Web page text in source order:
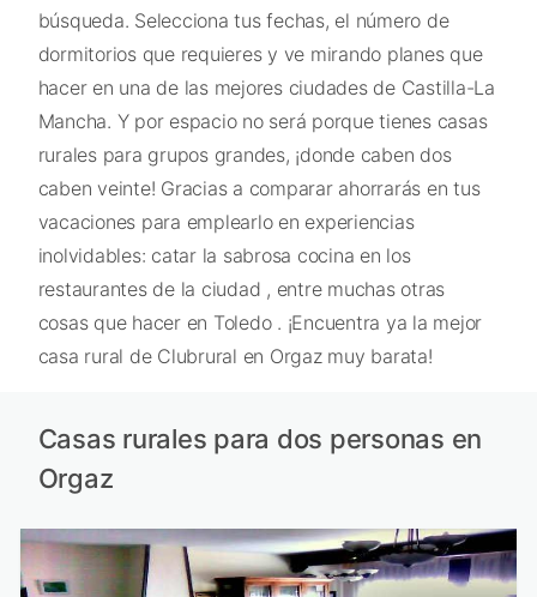
búsqueda. Selecciona tus fechas, el número de
dormitorios que requieres y ve mirando planes que
hacer en una de las mejores ciudades de Castilla-La
Mancha. Y por espacio no será porque tienes casas
rurales para grupos grandes, ¡donde caben dos
caben veinte! Gracias a comparar ahorrarás en tus
vacaciones para emplearlo en experiencias
inolvidables: catar la sabrosa cocina en los
restaurantes de la ciudad , entre muchas otras
cosas que hacer en Toledo . ¡Encuentra ya la mejor
casa rural de Clubrural en Orgaz muy barata!
Casas rurales para dos personas en
Orgaz